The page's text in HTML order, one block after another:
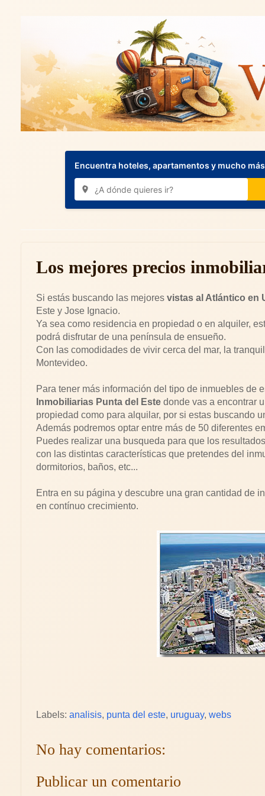
Encuentra hoteles, apartamentos y mucho
Los mejores precios
Si estás buscando las mejores vistas al Atlántico en
Este y Jose Ignacio.
Ya sea como residencia en propiedad o en alquiler,
podrá disfrutar de una península de ensueño.
Con las comodidades de vivir cerca del mar, la
Montevideo.
Para tener más información del tipo de inmuebles de
Inmobiliarias Punta del Este donde vas a encontrar
propiedad como para alquilar, por si estas buscando
Además podremos optar entre más de 50 diferentes
Puedes realizar una busqueda para que los
con las distintas características que pretendes del
dormitorios, baños, etc...
Entra en su página y descubre una gran cantidad de
en contínuo crecimiento.
Labels: analisis, punta del este, uruguay, webs
No hay comentarios:
Publicar un comentario